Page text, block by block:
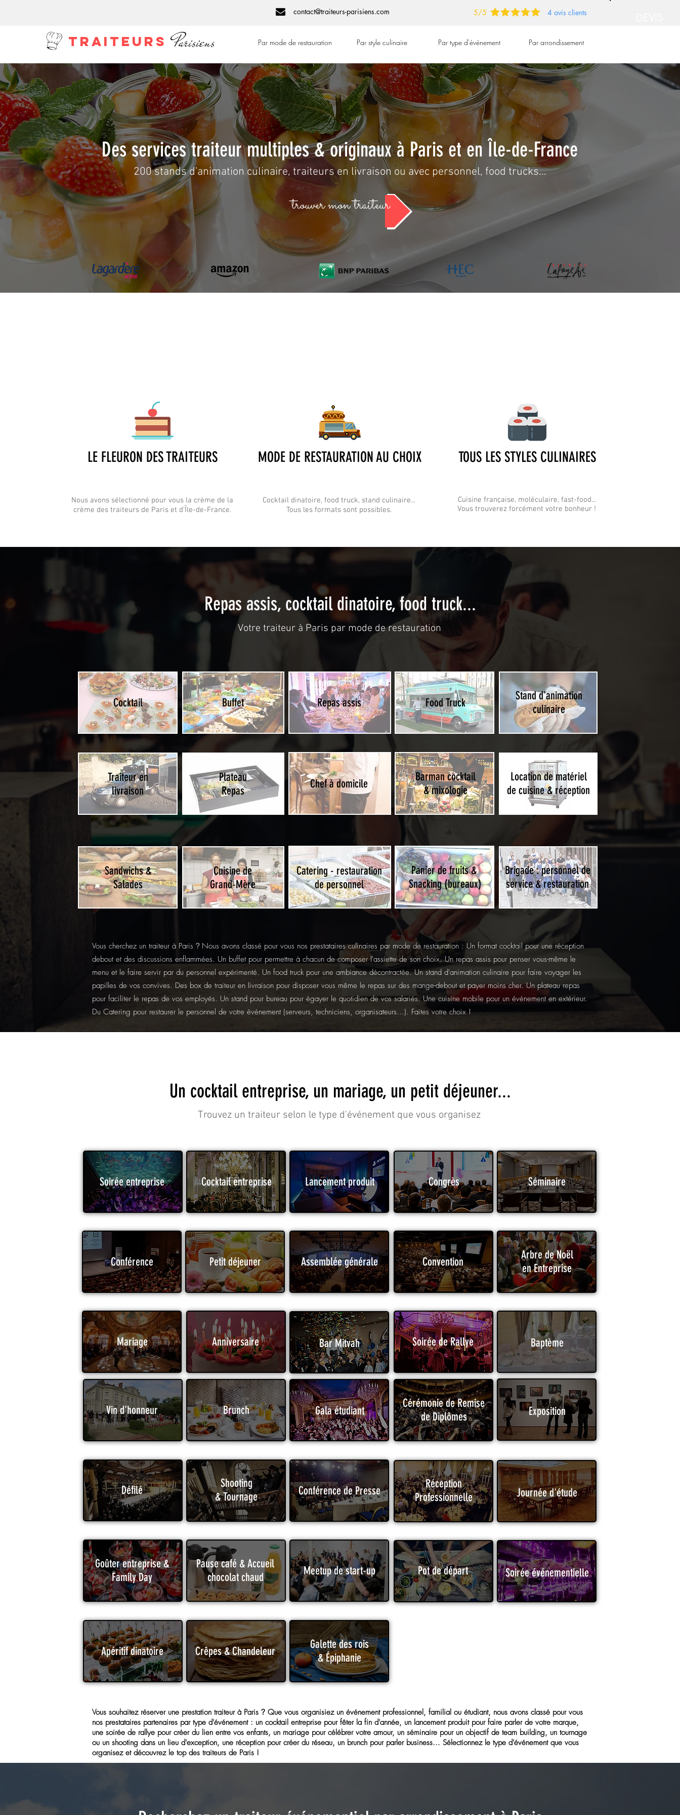
contact@traiteurs-parisiens.com 4 avis clients
5/5
TRAITEURSParisiens Par mode de restauration Par style culinaire Par type d'événement Par arrondissement
Des services traiteur multiples & originaux à Paris et en Île-de-France
200 stands d'animation culinaire, traiteurs en livraison ou avec personnel, food trucks...
trouver mon traiteur
LE FLEURON DES TRAITEURS
Nous avons sélectionné pour vous la crème de la
crème des traiteurs de Paris et d'Île-de-France.
MODE DE RESTAURATION AU CHOIX
Cocktail dinatoire, food truck, stand culinaire...
Tous les formats sont possibles.
TOUS LES STYLES CULINAIRES
Cuisine française, moléculaire, fast-food...
Vous trouverez forcément votre bonheur !
Repas assis, cocktail dinatoire, food truck...
Votre traiteur à Paris par mode de restauration
Cocktail Buffet Repas assis Food Truck
Stand d'animation
culinaire
Traiteur en
livraison
Plateau
Repas
Chef à domicile
Barman cocktail
& mixologie
Location de matériel
de cuisine & réception
Sandwichs &
Salades
Cuisine de
Grand-Mère
Catering - restauration
de personnel
Panier de fruits &
Snacking (bureaux)
Brigade : personnel de
service & restauration
Vous cherchez un traiteur à Paris ? Nous avons classé pour vous nos prestataires culinaires par mode de restauration : Un format cocktail pour une réception
debout et des discussions enflammées. Un buffet pour permettre à chacun de composer l'assiette de son choix. Un repas assis pour penser vous-même le
menu et le faire servir par du personnel expérimenté. Un food truck pour une ambiance décontractée. Un stand d'animation culinaire pour faire voyager les
papilles de vos convives. Des box de traiteur en livraison pour disposer vous même le repas sur des mange-debout et payer moins cher. Un plateau repas
pour faciliter le repas de vos employés. Un stand pour bureau pour égayer le quotidien de vos salariés. Une cuisine mobile pour un événement en extérieur.
Du Catering pour restaurer le personnel de votre événement (serveurs, techniciens, organisateurs...). Faites votre choix !
Un cocktail entreprise, un mariage, un petit déjeuner...
Trouvez un traiteur selon le type d'événement que vous organisez
Soirée entreprise Cocktail entreprise Lancement produit Congrès Séminaire
Conférence Petit déjeuner Assemblée générale Convention
Arbre de Noël
en Entreprise
Mariage Anniversaire Bar Mitvah Soirée de Rallye Baptème
Vin d'honneur Brunch Gala étudiant
Cérémonie de Remise
de Diplômes
Exposition
Défilé
Shooting
& Tournage
Conférence de Presse
Réception
Professionnelle
Journée d'étude
Goûter entreprise &
Family Day
Pause café & Accueil
chocolat chaud
Meetup de start-up Pot de départ Soirée événementielle
Apéritif dinatoire Crêpes & Chandeleur
Galette des rois
& Épiphanie
Vous souhaitez réserver une prestation traiteur à Paris ? Que vous organisiez un événement professionnel, familial ou étudiant, nous avons classé pour vous
nos prestataires partenaires par type d'événement : un cocktail entreprise pour fêter la fin d'année, un lancement produit pour faire parler de votre marque,
une soirée de rallye pour créer du lien entre vos enfants, un mariage pour célébrer votre amour, un séminaire pour un objectif de team building, un tournage
ou un shooting dans un lieu d'exception, une réception pour créer du réseau, un brunch pour parler business... Sélectionnez le type d'événement que vous
organisez et découvrez le top des traiteurs de Paris !